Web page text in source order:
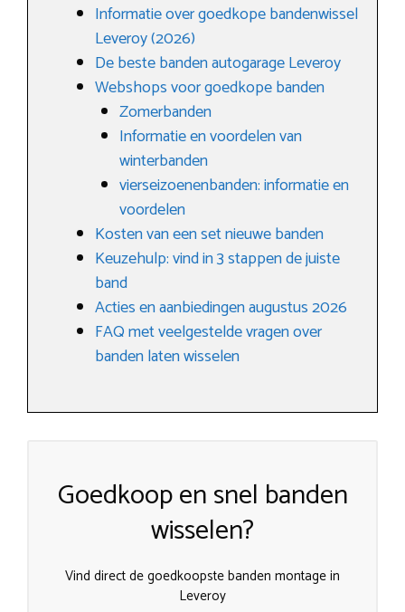
Informatie over goedkope bandenwissel
Leveroy (2026)
De beste banden autogarage Leveroy
Webshops voor goedkope banden
Zomerbanden
Informatie en voordelen van
winterbanden
vierseizoenenbanden: informatie en
voordelen
Kosten van een set nieuwe banden
Keuzehulp: vind in 3 stappen de juiste
band
Acties en aanbiedingen augustus 2026
FAQ met veelgestelde vragen over
banden laten wisselen
Goedkoop en snel banden
wisselen?
Vind direct de goedkoopste banden montage in
Leveroy